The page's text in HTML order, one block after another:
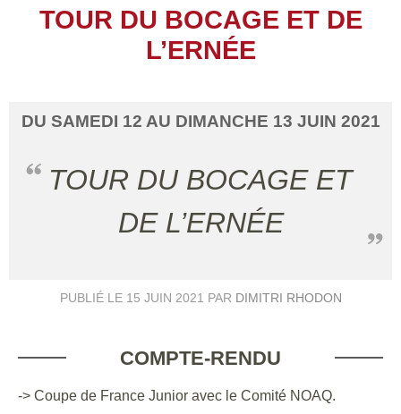
TOUR DU BOCAGE ET DE
L’ERNÉE
DU SAMEDI 12 AU DIMANCHE 13 JUIN 2021
TOUR DU BOCAGE ET
DE L’ERNÉE
PUBLIÉ LE 15 JUIN 2021 PAR DIMITRI RHODON
COMPTE-RENDU
-> Coupe de France Junior avec le Comité NOAQ.